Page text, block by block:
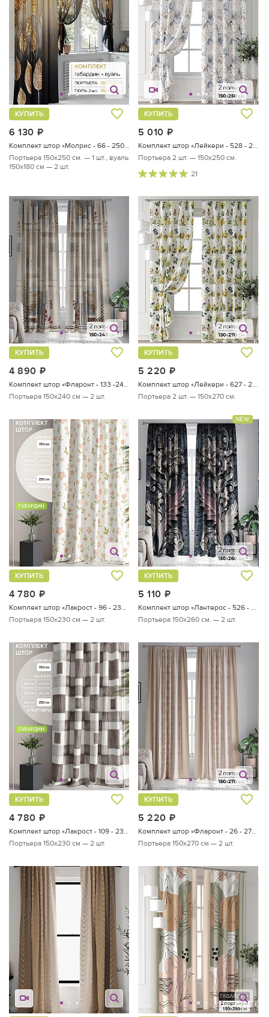
6 130
КУПИТЬ
Комплект штор «Молрис - 66 - 250 см»
Портьера 150х250 см. — 1 шт., вуаль
150х180 см — 2 шт.
5 010
КУПИТЬ
Комплект штор «Лейкери - 528 - 250 см»
Портьера 2 шт. — 150х250 см.
21
4 890
КУПИТЬ
Комплект штор «Фларонт - 133 -240 см»
Портьера 150х240 см — 2 шт.
5 220
КУПИТЬ
Комплект штор «Лейкери - 627 - 270 см»
Портьера 2 шт. — 150х270 см.
4 780
КУПИТЬ
Комплект штор «Лакрост - 96 - 230 см»
Портьера 150х230 см — 2 шт.
NEW
5 110
КУПИТЬ
Комплект штор «Лантерос - 526 - 260 см»
Портьера 150х260 см. — 2 шт.
4 780
КУПИТЬ
Портьера 150х230 см — 2 шт.
5 220
КУПИТЬ
Портьера 150х270 см — 2 шт.